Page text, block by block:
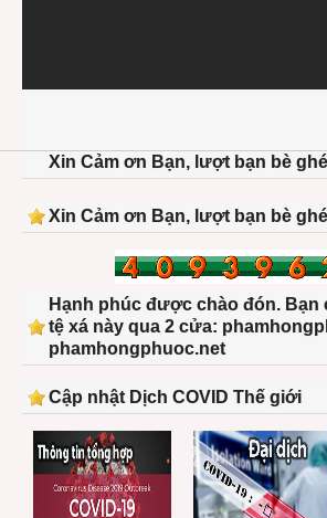
Xin Cảm ơn Bạn, lượt bạn bè
Xin Cảm ơn Bạn, lượt bạn bè
Hạnh phúc được chào đón. Bạn
tệ xá này qua 2 cửa:
phamhongphuoc.net
Cập nhật Dịch COVID Thế giới